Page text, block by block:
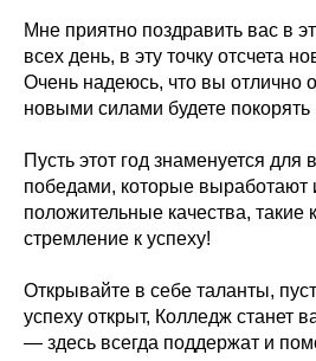
Мне приятно поздравить вас в
всех день, в эту точку отсчета
Очень надеюсь, что вы отлично
новыми силами будете
Пусть этот год знаменуется
победами, которые выработают
положительные качества, такие
стремление к успеху!
Открывайте в себе таланты,
успеху открыт, Колледж станет
— здесь всегда поддержат и